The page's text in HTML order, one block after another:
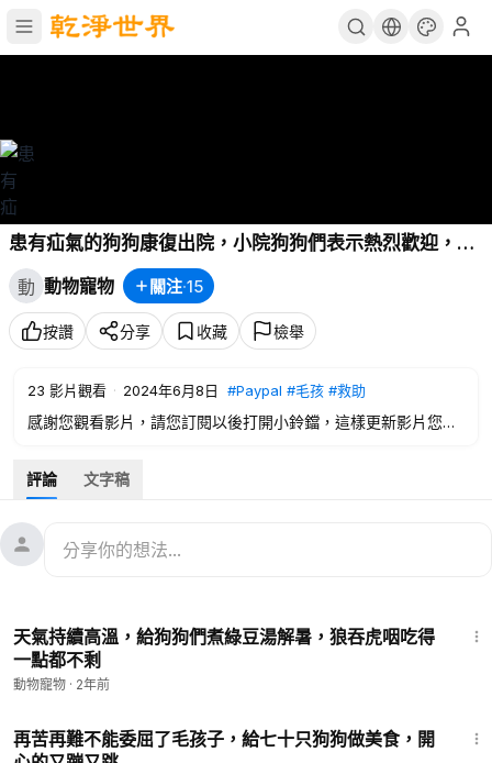
患有疝氣的狗狗康復出院，小院狗狗們表示熱烈歡迎，場
面太和諧了
動 動物寵物 關注·15
按讚 分享 收藏 檢舉
23 影片觀看 · 2024年6月8日 #Paypal #毛孩 #救助
感謝您觀看影片，請您訂閱以後打開小鈴鐺，這樣更新影片您就
如果您想要獻出自己的一份愛心幫助毛孩子們可以聯繫我們！
Wechat:z19806063375
https://www.youtube.com/@dazhuyuliulanggou
#毛孩
評論 文字稿
天氣持續高溫，給狗狗們煮綠豆湯解暑，狼吞虎咽吃得
一點都不剩
動物寵物 · 2年前
再苦再難不能委屈了毛孩子，給七十只狗狗做美食，開